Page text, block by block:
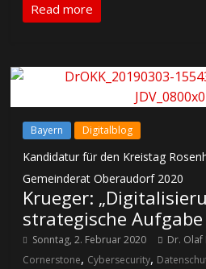
Read more
Bayern Digitalblog
Kandidatur für den Kreistag
Gemeinderat Oberaudorf 2020
Krueger:
strategische Aufgabe
Sonntag, 2. Februar 2020
Dr. Olaf
Cornerstone, Cybersecurity,